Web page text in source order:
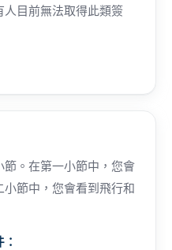
目前無法取得此類簽
。在第一小節中，您會
節中，您會看到飛行和